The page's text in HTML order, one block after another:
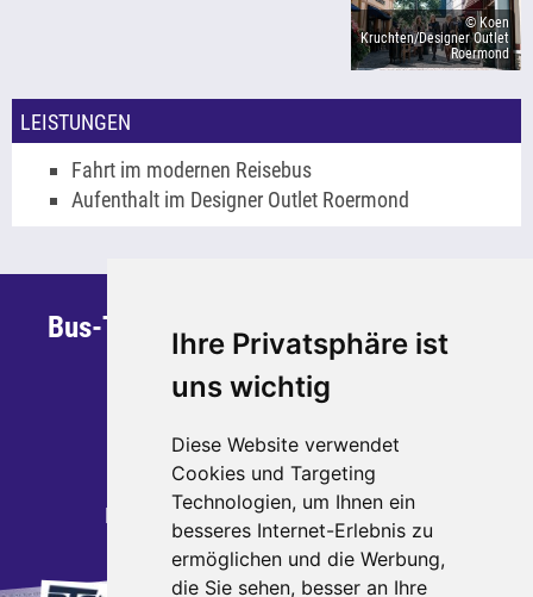
Ihre Privatsphäre ist
uns wichtig
Diese Website verwendet
Cookies und Targeting
Technologien, um Ihnen ein
besseres Internet-Erlebnis zu
ermöglichen und die Werbung,
die Sie sehen, besser an Ihre
© Koen
Kruchten/Designer Outlet
Roermond
LEISTUNGEN
Fahrt im modernen Reisebus
Aufenthalt im Designer Outlet Roermond
Bus-Team Sauerland GmbH & Co. KG
Steinstraße 30
59872 Meschede
Telefon: 0291 - 95 270 700
Telefax: 0291 - 95 270 799
E-Mail:
kontakt busteamsauerland.de